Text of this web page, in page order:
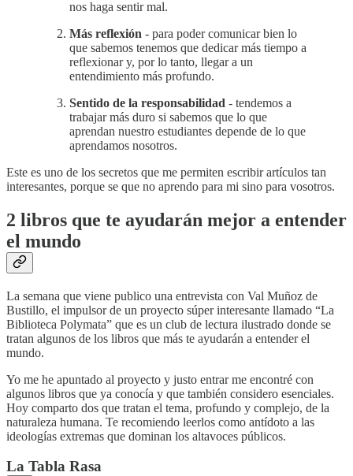
nos haga sentir mal.
Más reflexión - para poder comunicar bien lo
que sabemos tenemos que dedicar más tiempo a
reflexionar y, por lo tanto, llegar a un
entendimiento más profundo.
Sentido de la responsabilidad - tendemos a
trabajar más duro si sabemos que lo que
aprendan nuestro estudiantes depende de lo que
aprendamos nosotros.
Este es uno de los secretos que me permiten escribir artículos tan
interesantes, porque se que no aprendo para mi sino para vosotros.
2 libros que te ayudarán mejor a entender
el mundo
La semana que viene publico una entrevista con Val Muñoz de
Bustillo, el impulsor de un proyecto súper interesante llamado “La
Biblioteca Polymata” que es un club de lectura ilustrado donde se
tratan algunos de los libros que más te ayudarán a entender el
mundo.
Yo me he apuntado al proyecto y justo entrar me encontré con
algunos libros que ya conocía y que también considero esenciales.
Hoy comparto dos que tratan el tema, profundo y complejo, de la
naturaleza humana. Te recomiendo leerlos como antídoto a las
ideologías extremas que dominan los altavoces públicos.
La Tabla Rasa